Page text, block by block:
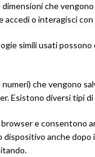
che
o interagisci
simili usati
che vengono
Esistono diversi tipi di
e consentono
anche